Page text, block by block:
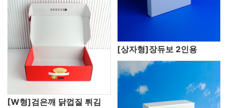
[W형]검은깨 닭껍질 튀김
[상자형]장듀보 2인용